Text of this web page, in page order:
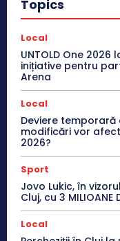
Topics
Local
UNTOLD One
inițiative pentru
Arena
Local
Deviere temporară
modificări vor
2026?
Sport
Jovo Lukic, în
Cluj, cu 3 MILIOANE
Local